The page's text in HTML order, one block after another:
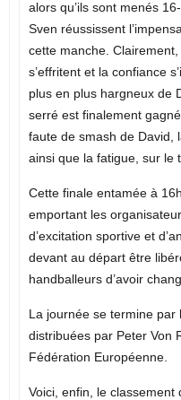
alors qu’ils sont menés
Sven réussissent
cette manche.
s’effritent et la confiance
plus en plus hargneux de
serré est finalement
faute de smash de David,
ainsi que la fatigue, sur le
Cette finale entamée à
emportant les
d’excitation sportive et
devant au départ être
handballeurs d’avoir
La journée se termine par
distribuées par Peter Von
Fédération Européenne.
Voici, enfin, le classement